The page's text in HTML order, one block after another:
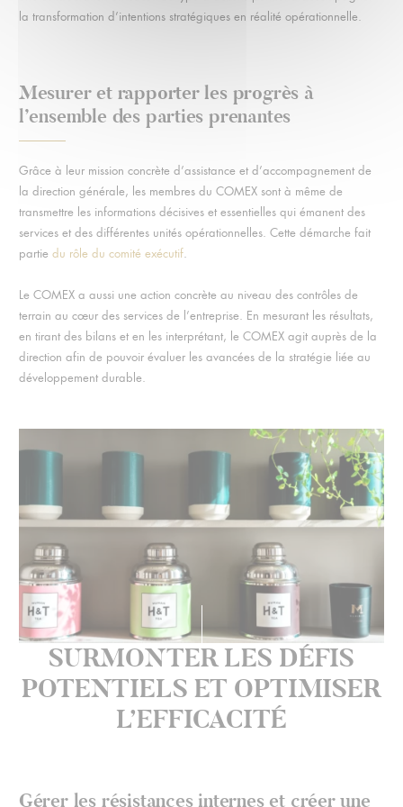
la transformation d’intentions stratégiques en réalité opérationnelle.
Mesurer et rapporter les progrès à
l’ensemble des parties prenantes
Grâce à leur mission concrète d’assistance et d’accompagnement de
la direction générale, les membres du COMEX sont à même de
transmettre les informations décisives et essentielles qui émanent des
services et des différentes unités opérationnelles. Cette démarche fait
partie du rôle du comité exécutif.
Le COMEX a aussi une action concrète au niveau des contrôles de
terrain au cœur des services de l’entreprise. En mesurant les résultats,
en tirant des bilans et en les interprétant, le COMEX agit auprès de la
direction afin de pouvoir évaluer les avancées de la stratégie liée au
développement durable.
SURMONTER LES DÉFIS
POTENTIELS ET OPTIMISER
Gérer les résistances internes et créer une